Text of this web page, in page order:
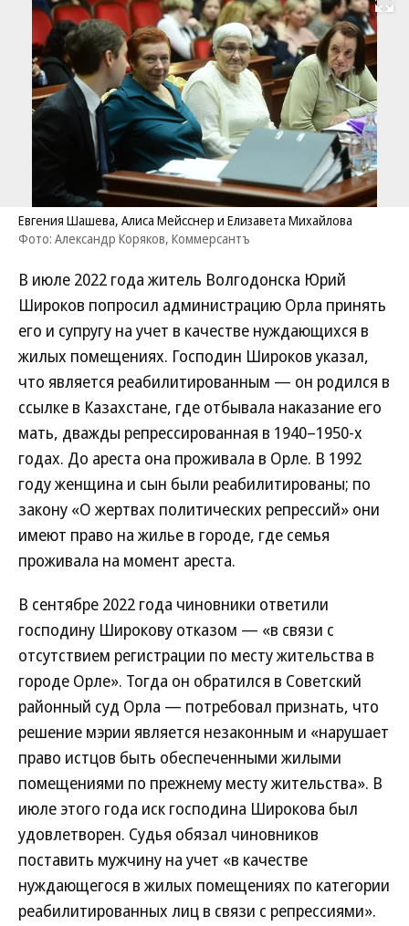
Развернуть
Евгения Шашева, Алиса Мейсснер и Елизавета Михайлова
Фото: Александр Коряков, Коммерсантъ
В июле 2022 года житель Волгодонска Юрий
Широков попросил администрацию Орла принять
его и супругу на учет в качестве нуждающихся в
жилых помещениях. Господин Широков указал,
что является реабилитированным — он родился в
ссылке в Казахстане, где отбывала наказание его
мать, дважды репрессированная в 1940–1950-х
годах. До ареста она проживала в Орле. В 1992
году женщина и сын были реабилитированы; по
закону «О жертвах политических репрессий» они
имеют право на жилье в городе, где семья
проживала на момент ареста.
В сентябре 2022 года чиновники ответили
господину Широкову отказом — «в связи с
отсутствием регистрации по месту жительства в
городе Орле». Тогда он обратился в Советский
районный суд Орла — потребовал признать, что
решение мэрии является незаконным и «нарушает
право истцов быть обеспеченными жилыми
помещениями по прежнему месту жительства». В
июле этого года иск господина Широкова был
удовлетворен. Судья обязал чиновников
поставить мужчину на учет «в качестве
нуждающегося в жилых помещениях по категории
реабилитированных лиц в связи с репрессиями».